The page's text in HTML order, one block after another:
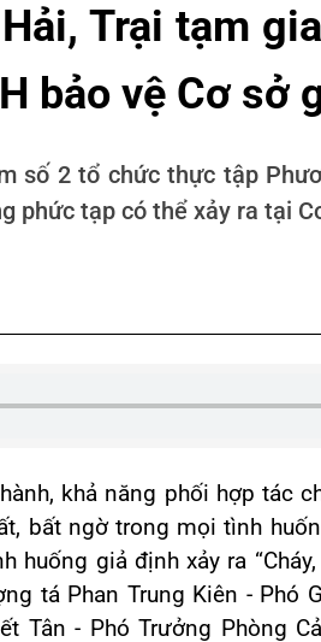
Trại tạm
bảo vệ Cơ
số 2 tổ chức thực tập
phức tạp có thể xảy ra tại
khả năng phối hợp tác
bất ngờ trong mọi tình
giả định xảy ra
tá Phan Trung Kiên - Phó
Tân - Phó Trưởng Phòng